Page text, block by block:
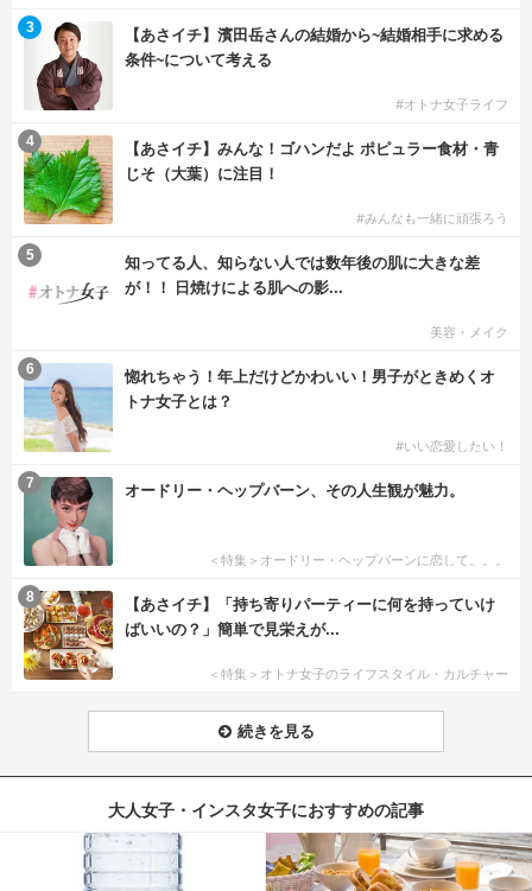
【あさイチ】濱田岳さんの結婚から~結婚相手に求める
条件~について考える
#オトナ女子ライフ
3
【あさイチ】みんな！ゴハンだよ ポピュラー食材・青
じそ（大葉）に注目！
#みんなも一緒に頑張ろう
4
知ってる人、知らない人では数年後の肌に大きな差
が！！ 日焼けによる肌への影...
美容・メイク
5
惚れちゃう！年上だけどかわいい！男子がときめくオ
トナ女子とは？
#いい恋愛したい！
6
オードリー・ヘップバーン、その人生観が魅力。
＜特集＞オードリー・ヘップバーンに恋して。。。
7
【あさイチ】「持ち寄りパーティーに何を持っていけ
ばいいの？」簡単で見栄えが...
＜特集＞オトナ女子のライフスタイル・カルチャー
8
続きを見る
大人女子・インスタ女子におすすめの記事